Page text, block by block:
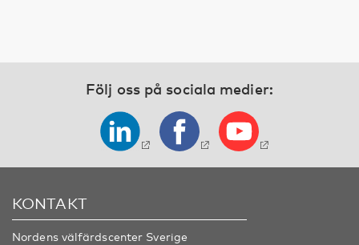
Följ oss på sociala medier:
KONTAKT
Nordens välfärdscenter Sverige